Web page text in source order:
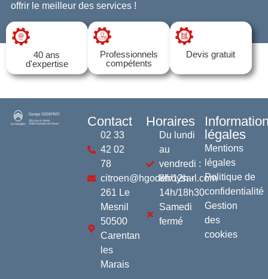
offrir le meilleur des services !
40 ans
d'expertise
Professionnels
compétents
Devis gratuit
Contact
02 33
42 02
78
citroen@hgodefroysarl.com
261 Le
Mesnil
50500
Carentan
les
Marais
Horaires
Du lundi
au
vendredi :
8h/12h -
14h/18h30
Samedi
fermé
légales
Mentions
légales
Politique de
confidentialité
Gestion
des
cookies